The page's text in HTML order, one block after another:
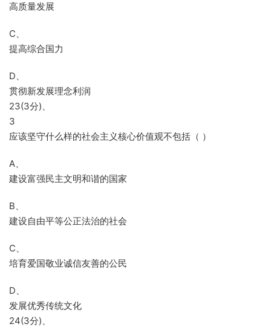
高质量发展
C、
提高综合国力
D、
贯彻新发展理念利润
23(3分)、
3
应该坚守什么样的社会主义核心价值观不包括（ ）
A、
建设富强民主文明和谐的国家
B、
建设自由平等公正法治的社会
C、
培育爱国敬业诚信友善的公民
D、
发展优秀传统文化
24(3分)、